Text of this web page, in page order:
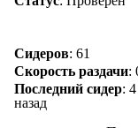
Сидеров: 61
Скорость раздачи:
Последний сидер:
назад